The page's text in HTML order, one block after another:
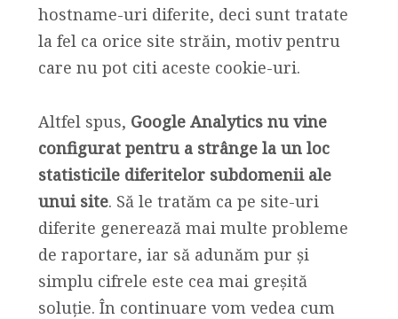
hostname-uri diferite, deci sunt tratate
la fel ca orice site străin, motiv pentru
care nu pot citi aceste cookie-uri.
Altfel spus, Google Analytics nu vine
configurat pentru a strânge la un loc
statisticile diferitelor subdomenii ale
unui site. Să le tratăm ca pe site-uri
diferite generează mai multe probleme
de raportare, iar să adunăm pur și
simplu cifrele este cea mai greșită
soluție. În continuare vom vedea cum